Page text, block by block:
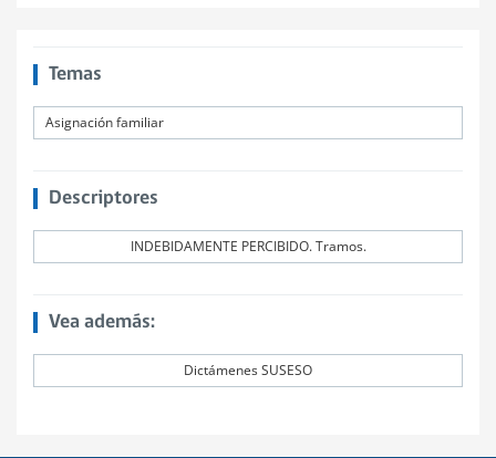
Temas
Asignación familiar
Descriptores
INDEBIDAMENTE PERCIBIDO. Tramos.
Vea además:
Dictámenes SUSESO